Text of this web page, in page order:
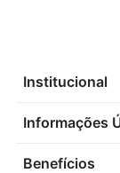
Institucional
Informações
Benefícios